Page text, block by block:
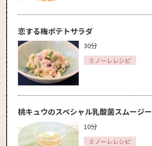
恋する梅ポテトサラダ
30分
ミノーレレシピ
桃キュウのスペシャル乳酸菌スムージー
10分
ミノーレレシピ